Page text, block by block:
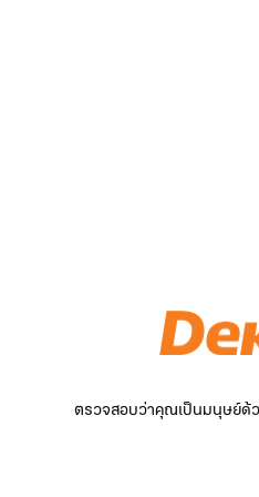
ตรวจสอบว่าคุณเป็นมนุษย์ด้ว